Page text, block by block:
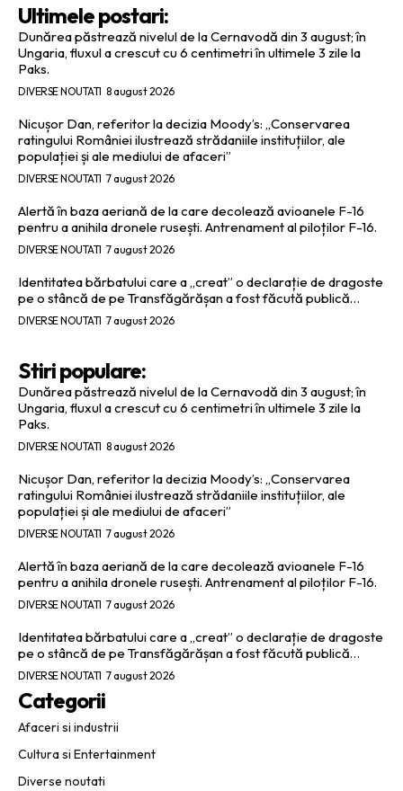
Ultimele postari:
Dunărea păstrează nivelul de la Cernavodă din 3 august; în
Ungaria, fluxul a crescut cu 6 centimetri în ultimele 3 zile la
Paks.
DIVERSE NOUTATI 8 august 2026
Nicușor Dan, referitor la decizia Moody’s: „Conservarea
ratingului României ilustrează strădaniile instituțiilor, ale
populației și ale mediului de afaceri”
DIVERSE NOUTATI 7 august 2026
Alertă în baza aeriană de la care decolează avioanele F-16
pentru a anihila dronele rusești. Antrenament al piloților F-16.
DIVERSE NOUTATI 7 august 2026
Identitatea bărbatului care a „creat” o declarație de dragoste
pe o stâncă de pe Transfăgărășan a fost făcută publică…
DIVERSE NOUTATI 7 august 2026
Stiri populare:
Dunărea păstrează nivelul de la Cernavodă din 3 august; în
Ungaria, fluxul a crescut cu 6 centimetri în ultimele 3 zile la
Paks.
DIVERSE NOUTATI 8 august 2026
Nicușor Dan, referitor la decizia Moody’s: „Conservarea
ratingului României ilustrează strădaniile instituțiilor, ale
populației și ale mediului de afaceri”
DIVERSE NOUTATI 7 august 2026
Alertă în baza aeriană de la care decolează avioanele F-16
pentru a anihila dronele rusești. Antrenament al piloților F-16.
DIVERSE NOUTATI 7 august 2026
Identitatea bărbatului care a „creat” o declarație de dragoste
pe o stâncă de pe Transfăgărășan a fost făcută publică…
DIVERSE NOUTATI 7 august 2026
Categorii
Afaceri si industrii
Cultura si Entertainment
Diverse noutati